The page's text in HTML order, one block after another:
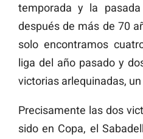
temporada y la
después de más de 70
solo encontramos
liga del año pasado y
victorias arlequinadas,
Precisamente las dos
sido en Copa, el